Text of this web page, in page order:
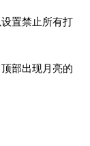
置禁止所有打
部出现月亮的